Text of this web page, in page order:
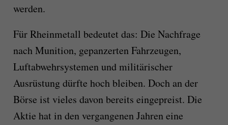
werden.
Für Rheinmetall bedeutet das: Die Nachfrage
nach Munition, gepanzerten Fahrzeugen,
Luftabwehrsystemen und militärischer
Ausrüstung dürfte hoch bleiben. Doch an der
Börse ist vieles davon bereits eingepreist. Die
Aktie hat in den vergangenen Jahren eine